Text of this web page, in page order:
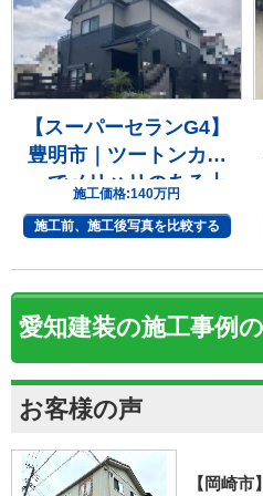
【スーパーセランG4】
豊明市｜ツートンカラ
ーでメリハリのある上
質な住まいへ
施工価格:140万円
施工前、施工後写真を比較する
愛知建装の施工事例
お客様の声
【岡崎